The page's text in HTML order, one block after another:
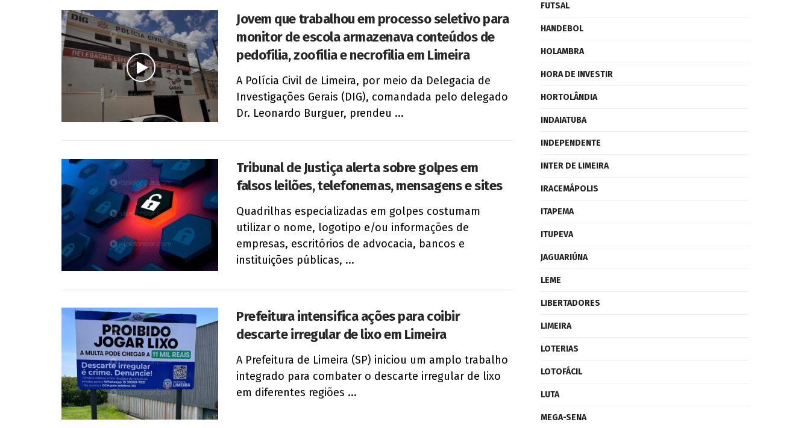
Jovem que trabalhou em processo seletivo para
monitor de escola armazenava conteúdos de
pedofilia, zoofilia e necrofilia em Limeira
A Polícia Civil de Limeira, por meio da Delegacia de
Investigações Gerais (DIG), comandada pelo delegado
Dr. Leonardo Burguer, prendeu ...
Tribunal de Justiça alerta sobre golpes em
falsos leilões, telefonemas, mensagens e sites
Quadrilhas especializadas em golpes costumam
utilizar o nome, logotipo e/ou informações de
empresas, escritórios de advocacia, bancos e
instituições públicas, ...
Prefeitura intensifica ações para coibir
descarte irregular de lixo em Limeira
A Prefeitura de Limeira (SP) iniciou um amplo trabalho
integrado para combater o descarte irregular de lixo
em diferentes regiões ...
FUTSAL
HANDEBOL
HOLAMBRA
HORA DE INVESTIR
HORTOLÂNDIA
INDAIATUBA
INDEPENDENTE
INTER DE LIMEIRA
IRACEMÁPOLIS
ITAPEMA
ITUPEVA
JAGUARIÚNA
LEME
LIBERTADORES
LIMEIRA
LOTERIAS
LOTOFÁCIL
LUTA
MEGA-SENA